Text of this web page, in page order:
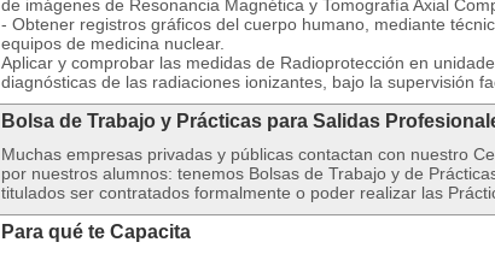
de imágenes de Resonancia Magnética y Tomografía Axial
- Obtener registros gráficos del cuerpo humano, mediante
equipos de medicina nuclear.
Aplicar y comprobar las medidas de Radioprotección en
diagnósticas de las radiaciones ionizantes, bajo la supervisión
Bolsa de Trabajo y Prácticas para Salidas
Muchas empresas privadas y públicas contactan con nuestro
por nuestros alumnos: tenemos Bolsas de Trabajo y de
titulados ser contratados formalmente o poder realizar las
Para qué te Capacita